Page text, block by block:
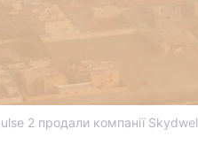
2 продали компанії